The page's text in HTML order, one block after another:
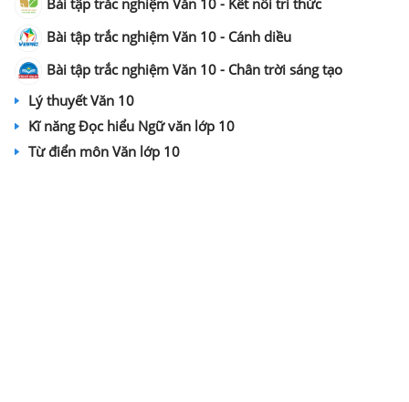
Bài tập trắc nghiệm Văn 10 - Kết nối tri thức
Bài tập trắc nghiệm Văn 10 - Cánh diều
Bài tập trắc nghiệm Văn 10 - Chân trời sáng tạo
Lý thuyết Văn 10
Kĩ năng Đọc hiểu Ngữ văn lớp 10
Từ điển môn Văn lớp 10